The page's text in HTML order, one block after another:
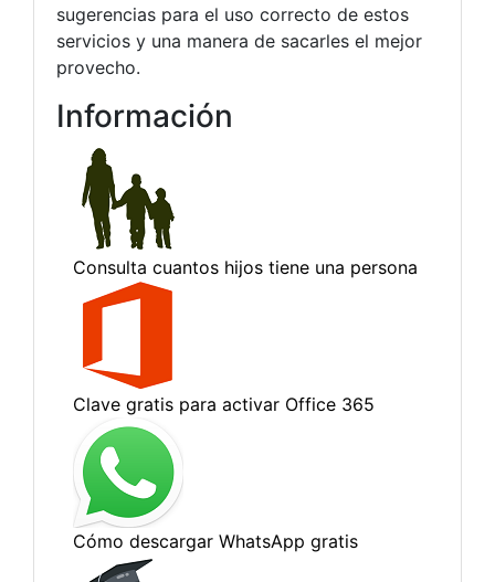
sugerencias para el uso correcto de estos
servicios y una manera de sacarles el mejor
provecho.
Información